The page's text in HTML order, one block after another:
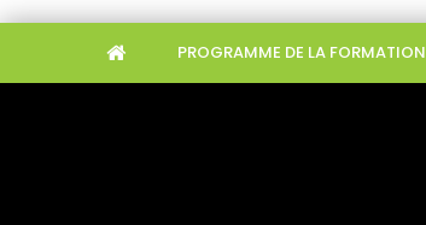
PROGRAMME DE LA FORMATION